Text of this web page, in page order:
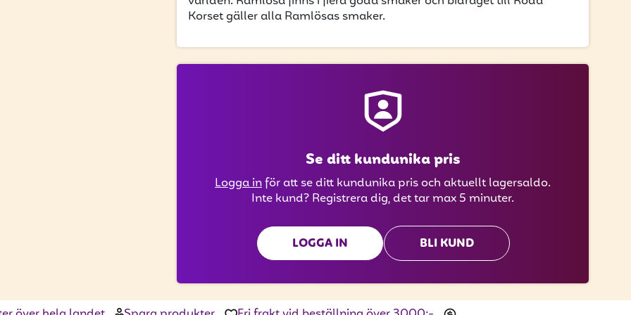
Korset gäller alla Ramlösas smaker.
Se ditt kundunika pris
Logga inför att se ditt kundunika pris och aktuellt lagersaldo.
Inte kund? Registrera dig, det tar max 5 minuter.
LOGGA IN BLI KUND